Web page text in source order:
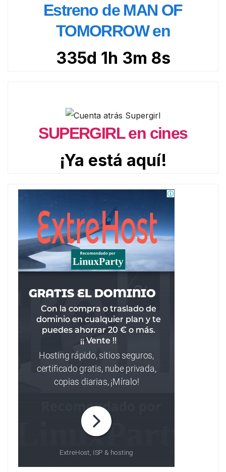
Estreno de MAN OF
TOMORROW en
335d 1h 3m 7s
SUPERGIRL en cines
¡Ya está aquí!